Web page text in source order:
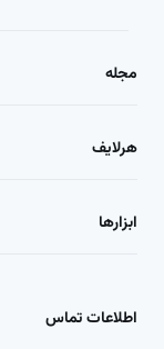
مجله
هرلایف
ابزارها
اطلاعات تماس